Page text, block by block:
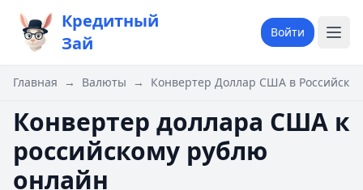
Кредитный
Зай
Войти
Главная → Валюты → Конвертер Доллар США в
Конвертер доллара США к
российскому рублю
онлайн